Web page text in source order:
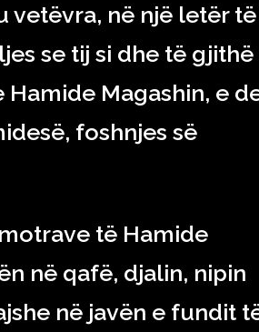
vetëvra, në një letër të
se tij si dhe të gjithë
Magashin, e
foshnjes së
të Hamide
në qafë, djalin, nipin
në javën e fundit